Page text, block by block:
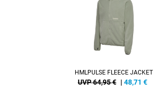
HMLPULSE FLEECE JACKET
UVP 64,95 € | 48,71 €